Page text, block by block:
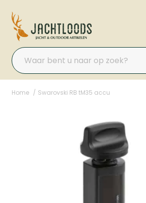
Home Swarovski RB tM35 accu